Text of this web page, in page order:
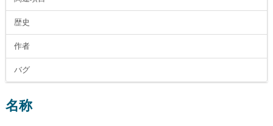
歴史
作者
バグ
名称